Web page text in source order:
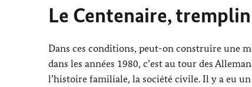
Le Centenaire,
Dans ces conditions, peut-on construire une
dans les années 1980, c’est au tour des
l’histoire familiale, la société civile. Il y a eu